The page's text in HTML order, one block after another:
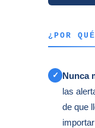
¿POR
✓ Nunca
las
de que